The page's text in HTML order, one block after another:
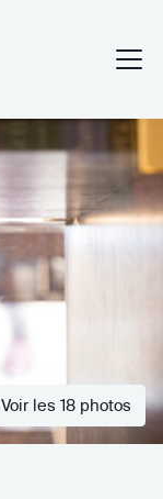
Voir les 18 photos